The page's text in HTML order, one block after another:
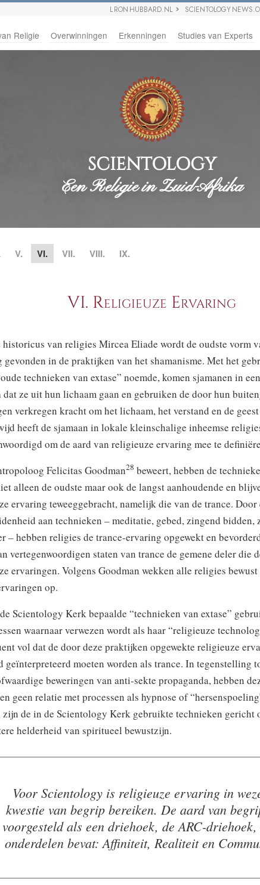
L RON HUBBARD.NL SCIENTOLOGY
Religie Overwinningen Erkenningen Studies van Experts
SCIENTOLOGY
Een Religie in Zuid-Afrika
V. VI. VII. VIII. IX.
VI. Religieuze Ervaring
historicus van religies Mircea Eliade wordt de oudste vorm
gevonden in de praktijken van het shamanisme. Met het
technieken van extase” noemde, komen sjamanen in
dat ze uit hun lichaam gaan en gebruiken de door hun
verkregen kracht om het lichaam, het verstand en de
heeft de sjamaan in lokale kleinschalige inheemse
om de aard van religieuze ervaring mee te
Felicitas Goodman28 beweert, hebben de
alleen de oudste maar ook de langst aanhoudende en
ervaring teweeggebracht, namelijk die van de trance. Door
aan technieken – meditatie, gebed, zingend bidden,
– hebben religies de trance-ervaring opgewekt en
vertegenwoordigen staten van trance de gemene deler die
ervaringen. Volgens Goodman wekken alle religies
op.
Scientology Kerk bepaalde “technieken van extase”
waarnaar verwezen wordt als haar “religieuze
vol dat de door deze praktijken opgewekte religieuze
geïnterpreteerd moeten worden als trance. In tegenstelling
beweringen van anti-sekte propaganda, hebben
geen relatie met processen als hypnose of
zijn de in de Scientology Kerk gebruikte technieken gericht
helderheid van spiritueel bewustzijn.
Voor Scientology is religieuze ervaring in
kwestie van begrip bereiken. De aard van
voorgesteld als een driehoek, de ARC-
onderdelen bevat: Affiniteit, Realiteit en